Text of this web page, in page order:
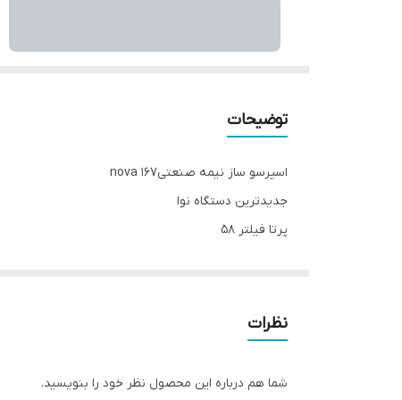
توضیحات
اسپرسو ساز نیمه صنعتی167 nova
جدیدترین دستگاه نوا
پرتا فیلتر 58
بدنه تمام استیل ضد زنگ
دکمه تک و دوبل دارد
نظرات
شما هم درباره این محصول نظر خود را بنویسید.